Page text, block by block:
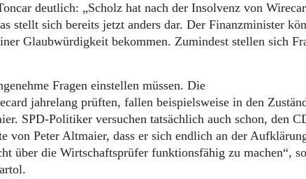
deutlich: „Scholz hat nach der Insolvenz von
stellt sich bereits jetzt anders dar. Der Finanzminister
Glaubwürdigkeit bekommen. Zumindest stellen sich
Fragen einstellen müssen. Die
jahrelang prüften, fallen beispielsweise in den
SPD-Politiker versuchen tatsächlich auch schon, den
von Peter Altmaier, dass er sich endlich an der
über die Wirtschaftsprüfer funktionsfähig zu machen“,